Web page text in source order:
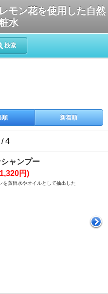
モン花を使用した自然
水
検索
順 新着順
/ 4
ャンプー
円)
を蒸留水やオイルとして抽出した